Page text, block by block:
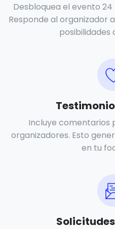
Desbloquea el evento 24
Responde al organizador
posibilidades
Incluye comentarios
organizadores. Esto
en tu